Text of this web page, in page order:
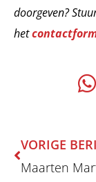
doorgeven?
het
VORIGE